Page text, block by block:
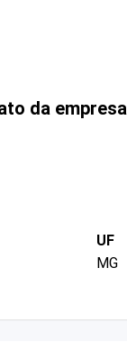
da empresa
UF
MG